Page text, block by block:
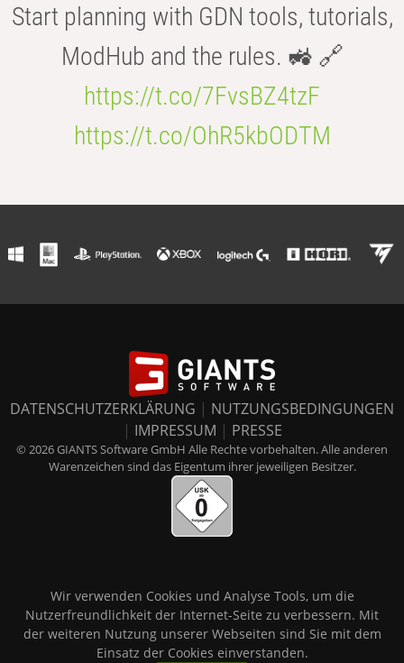
Start planning with GDN tools, tutorials,
ModHub and the rules. 🚜 🔗
https://t.co/7FvsBZ4tzF
https://t.co/OhR5kbODTM
DATENSCHUTZERKLÄRUNG | NUTZUNGSBEDINGUNGEN
| IMPRESSUM | PRESSE
© 2026 GIANTS Software GmbH Alle Rechte vorbehalten. Alle anderen
Warenzeichen sind das Eigentum ihrer jeweiligen Besitzer.
Wir verwenden Cookies und Analyse Tools, um die
Nutzerfreundlichkeit der Internet-Seite zu verbessern. Mit
der weiteren Nutzung unserer Webseiten sind Sie mit dem
Einsatz der Cookies einverstanden.